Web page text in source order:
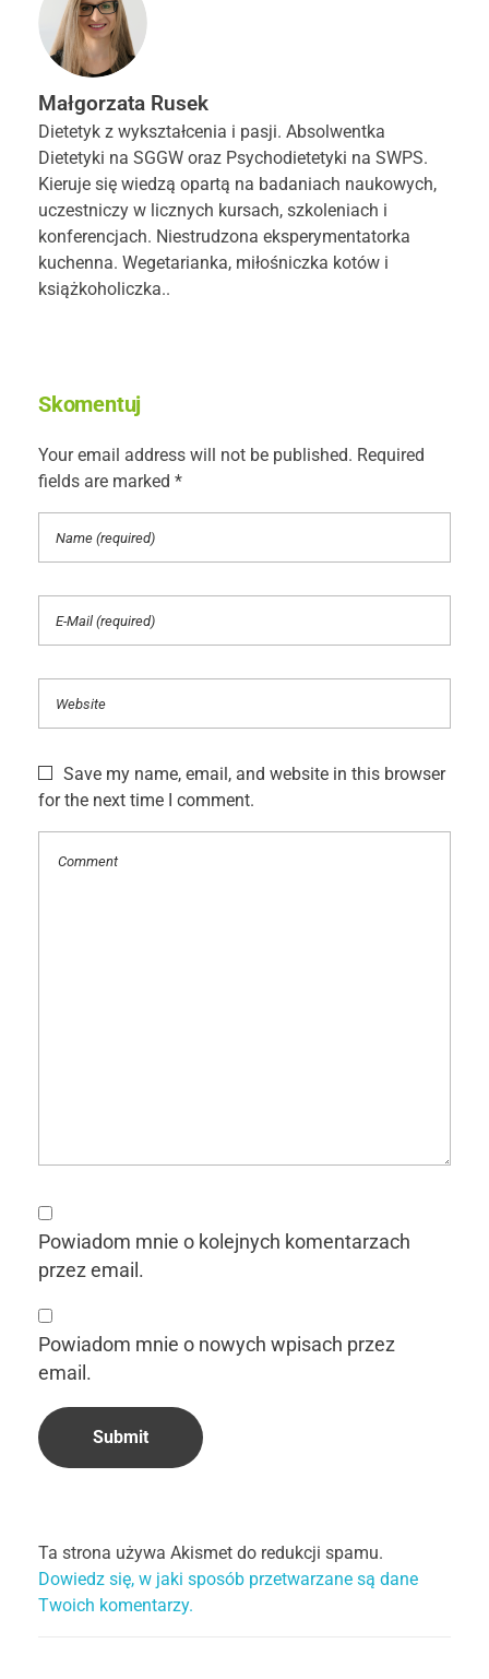
Małgorzata Rusek
Dietetyk z wykształcenia i pasji. Absolwentka
Dietetyki na SGGW oraz Psychodietetyki na SWPS.
Kieruje się wiedzą opartą na badaniach naukowych,
uczestniczy w licznych kursach, szkoleniach i
konferencjach. Niestrudzona eksperymentatorka
kuchenna. Wegetarianka, miłośniczka kotów i
książkoholiczka..
Skomentuj
Your email address will not be published. Required
fields are marked *
Save my name, email, and website in this browser
for the next time I comment.
Powiadom mnie o kolejnych komentarzach
przez email.
Powiadom mnie o nowych wpisach przez
email.
Ta strona używa Akismet do redukcji spamu.
Dowiedz się, w jaki sposób przetwarzane są dane
Twoich komentarzy.